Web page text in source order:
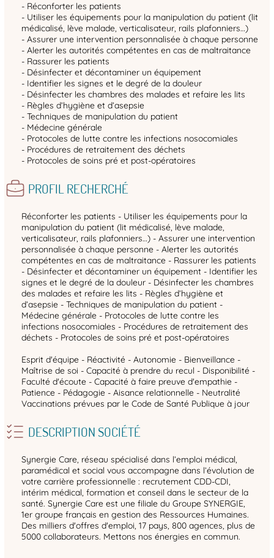
- Réconforter les patients
- Utiliser les équipements pour la manipulation du patient (lit
médicalisé, lève malade, verticalisateur, rails plafonniers…)
- Assurer une intervention personnalisée à chaque personne
- Alerter les autorités compétentes en cas de maltraitance
- Rassurer les patients
- Désinfecter et décontaminer un équipement
- Identifier les signes et le degré de la douleur
- Désinfecter les chambres des malades et refaire les lits
- Règles d’hygiène et d’asepsie
- Techniques de manipulation du patient
- Médecine générale
- Protocoles de lutte contre les infections nosocomiales
- Procédures de retraitement des déchets
- Protocoles de soins pré et post-opératoires
PROFIL RECHERCHÉ
Réconforter les patients - Utiliser les équipements pour la
manipulation du patient (lit médicalisé, lève malade,
verticalisateur, rails plafonniers…) - Assurer une intervention
personnalisée à chaque personne - Alerter les autorités
compétentes en cas de maltraitance - Rassurer les patients
- Désinfecter et décontaminer un équipement - Identifier les
signes et le degré de la douleur - Désinfecter les chambres
des malades et refaire les lits - Règles d’hygiène et
d’asepsie - Techniques de manipulation du patient -
Médecine générale - Protocoles de lutte contre les
infections nosocomiales - Procédures de retraitement des
déchets - Protocoles de soins pré et post-opératoires
Esprit d'équipe - Réactivité - Autonomie - Bienveillance -
Maîtrise de soi - Capacité à prendre du recul - Disponibilité -
Faculté d'écoute - Capacité à faire preuve d'empathie -
Patience - Pédagogie - Aisance relationnelle - Neutralité
Vaccinations prévues par le Code de Santé Publique à jour
DESCRIPTION SOCIÉTÉ
Synergie Care, réseau spécialisé dans l’emploi médical,
paramédical et social vous accompagne dans l’évolution de
votre carrière professionnelle : recrutement CDD-CDI,
intérim médical, formation et conseil dans le secteur de la
santé. Synergie Care est une filiale du Groupe SYNERGIE,
1er groupe français en gestion des Ressources Humaines.
Des milliers d'offres d'emploi, 17 pays, 800 agences, plus de
5000 collaborateurs. Mettons nos énergies en commun.